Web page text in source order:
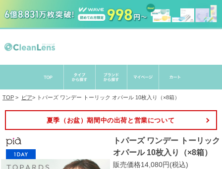
TOP > ピア> トパーズ ワンデー トーリック オパール 10枚入り（×8箱）
夏季（お盆）期間中の出荷と営業について
トパーズ ワンデー トーリック
オパール 10枚入り（×8箱）
販売価格14,080円(税込)